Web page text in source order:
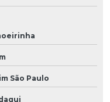
São Paulo